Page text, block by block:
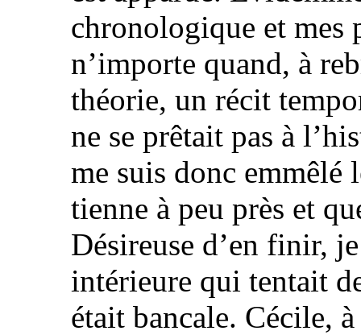
chronologique et mes
n’importe quand, à
théorie, un récit
ne se prêtait pas à
me suis donc emmêlé
tienne à peu près et
Désireuse d’en finir,
intérieure qui tentait
était bancale. Cécile,